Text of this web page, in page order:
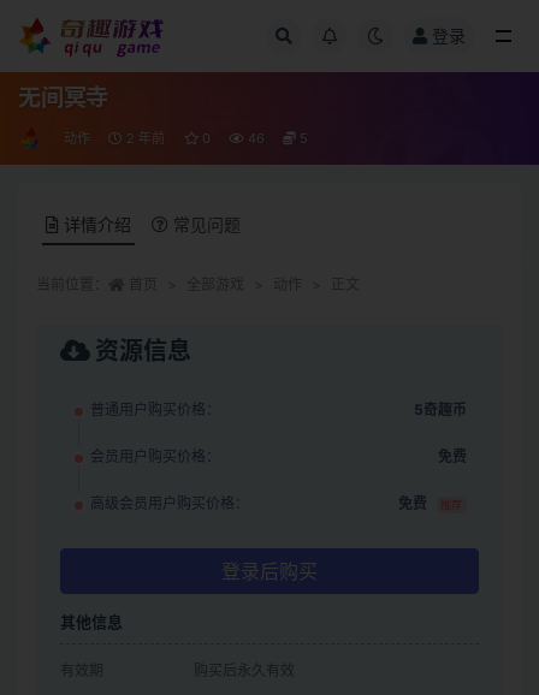
登录
无间冥寺
动作 2 年前 0 46 5
详情介绍 常见问题
资源信息
普通用户购买价格： 5奇趣币
会员用户购买价格： 免费
高级会员用户购买价格： 免费 推荐
登录后购买
其他信息
有效期 购买后永久有效